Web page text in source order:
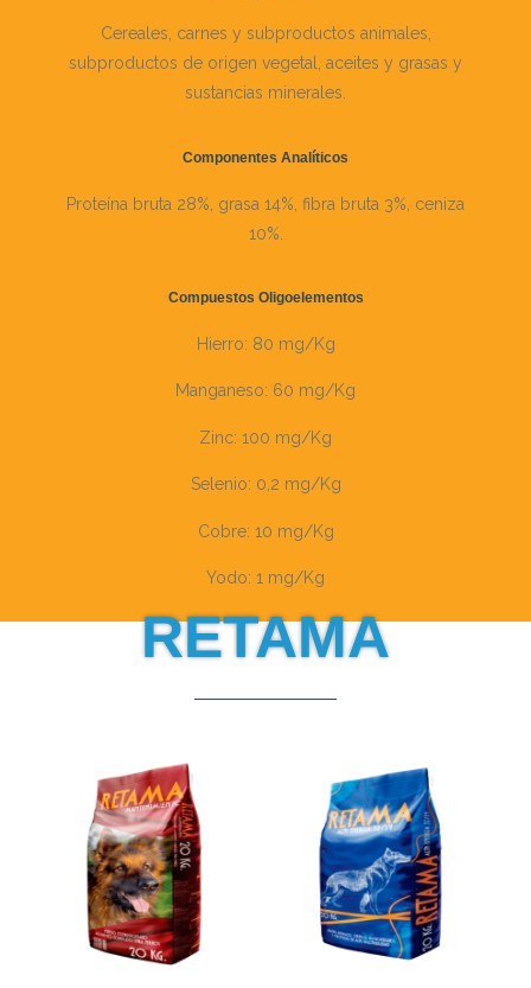
Cereales, carnes y subproductos animales,
subproductos de origen vegetal, aceites y grasas y
sustancias minerales.
Componentes Analíticos
Proteína bruta 28%, grasa 14%, fibra bruta 3%, ceniza
10%.
Compuestos Oligoelementos
Hierro: 80 mg/Kg
Manganeso: 60 mg/Kg
Zinc: 100 mg/Kg
Selenio: 0,2 mg/Kg
Cobre: 10 mg/Kg
Yodo: 1 mg/Kg
RETAMA